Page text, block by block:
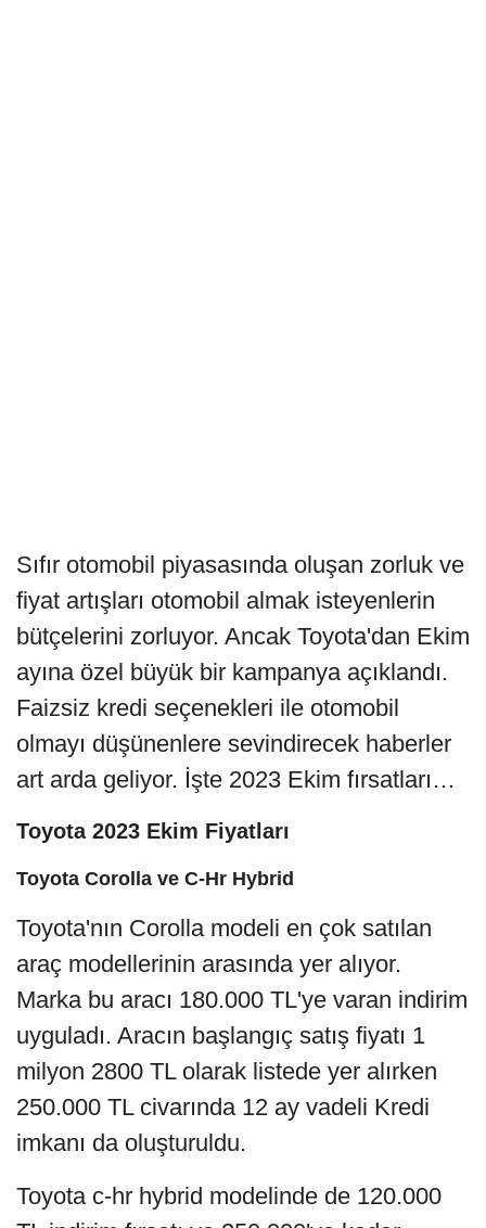
Sıfır otomobil piyasasında oluşan zorluk ve
fiyat artışları otomobil almak isteyenlerin
bütçelerini zorluyor. Ancak Toyota'dan Ekim
ayına özel büyük bir kampanya açıklandı.
Faizsiz kredi seçenekleri ile otomobil
olmayı düşünenlere sevindirecek haberler
art arda geliyor. İşte 2023 Ekim fırsatları…
Toyota 2023 Ekim Fiyatları
Toyota Corolla ve C-Hr Hybrid
Toyota'nın Corolla modeli en çok satılan
araç modellerinin arasında yer alıyor.
Marka bu aracı 180.000 TL'ye varan indirim
uyguladı. Aracın başlangıç satış fiyatı 1
milyon 2800 TL olarak listede yer alırken
250.000 TL civarında 12 ay vadeli Kredi
imkanı da oluşturuldu.
Toyota c-hr hybrid modelinde de 120.000